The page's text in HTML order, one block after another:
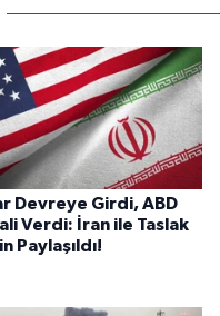
Devreye Girdi, ABD
Verdi: İran ile Taslak
Paylaşıldı!